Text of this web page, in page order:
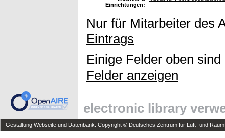
Einrichtungen:
Nur für Mitarbeiter des
Eintrags
Einige Felder oben
Felder anzeigen
electronic library
Gestaltung Webseite und Datenbank: Copyright © Deutsches Zentrum für Luft- und